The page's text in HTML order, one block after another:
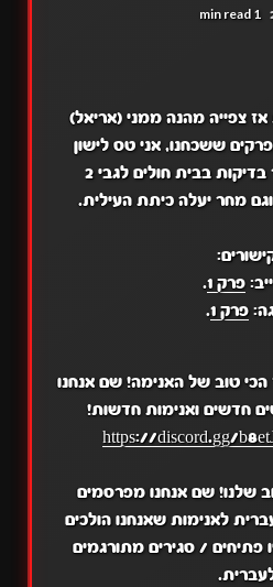
1 min read
אז צפייה מהנה ממני (אריאל)
ששכחנו, אני טס לישון
מחר אני צריך לעבור בדיקות בבית חולים לגבי 2
וגם מחר יעלה כיתת העילית.
פרק 1 .
פרק 1 .
טוב של האנימה! שם אנחנו
חדשים ואנימות חדשות!
https://discord.gg/
שלנו! שם אנחנו מפרסמים
לאנימות שאנחנו הולכים
פתיחים / סגירים מתורגמים